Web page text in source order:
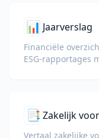
📊 Jaarverslag
Financiële
ESG-rapportages
📑 Zakelijk
Vertaal zakelijke